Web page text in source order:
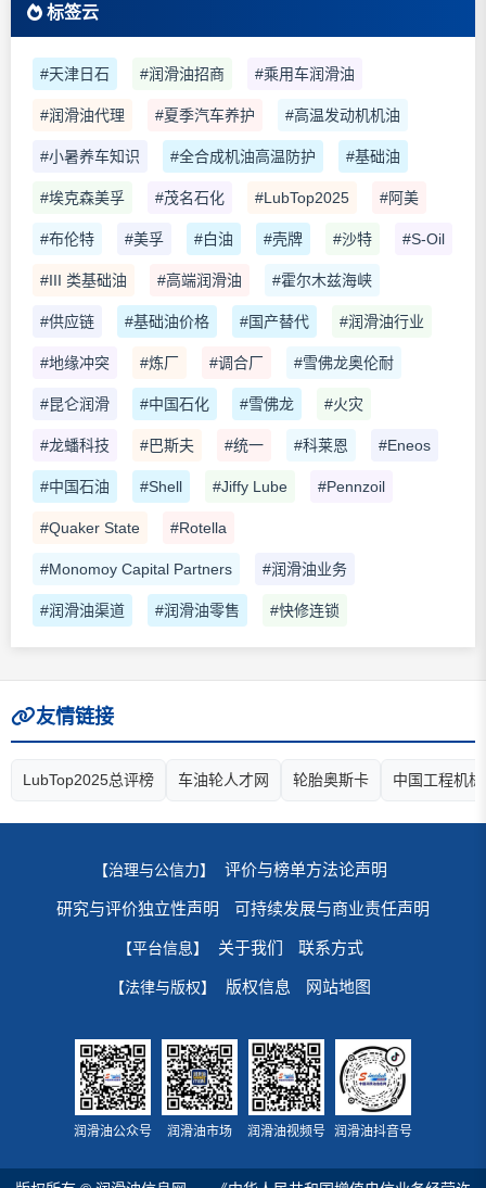
标签云
#天津日石 #润滑油招商 #乘用车润滑油
#润滑油代理 #夏季汽车养护 #高温发动机机油
#小暑养车知识 #全合成机油高温防护 #基础油
#埃克森美孚 #茂名石化 #LubTop2025 #阿美
#布伦特 #美孚 #白油 #壳牌 #沙特 #S-Oil
#III 类基础油 #高端润滑油 #霍尔木兹海峡
#供应链 #基础油价格 #国产替代 #润滑油行业
#地缘冲突 #炼厂 #调合厂 #雪佛龙奥伦耐
#昆仑润滑 #中国石化 #雪佛龙 #火灾
#龙蟠科技 #巴斯夫 #统一 #科莱恩 #Eneos
#中国石油 #Shell #Jiffy Lube #Pennzoil
#Quaker State #Rotella
#Monomoy Capital Partners #润滑油业务
#润滑油渠道 #润滑油零售 #快修连锁
友情链接
LubTop2025总评榜 车油轮人才网 轮胎奥斯卡 中国工程机
【治理与公信力】 评价与榜单方法论声明
研究与评价独立性声明 可持续发展与商业责任声明
【平台信息】 关于我们 联系方式
【法律与版权】 版权信息 网站地图
润滑油公众号 润滑油市场 润滑油视频号 润滑油抖音号